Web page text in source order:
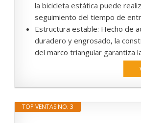
la bicicleta estática puede
seguimiento del tiempo de
Estructura estable: Hecho de
duradero y engrosado, la
del marco triangular garantiza
TOP VENTAS NO. 3